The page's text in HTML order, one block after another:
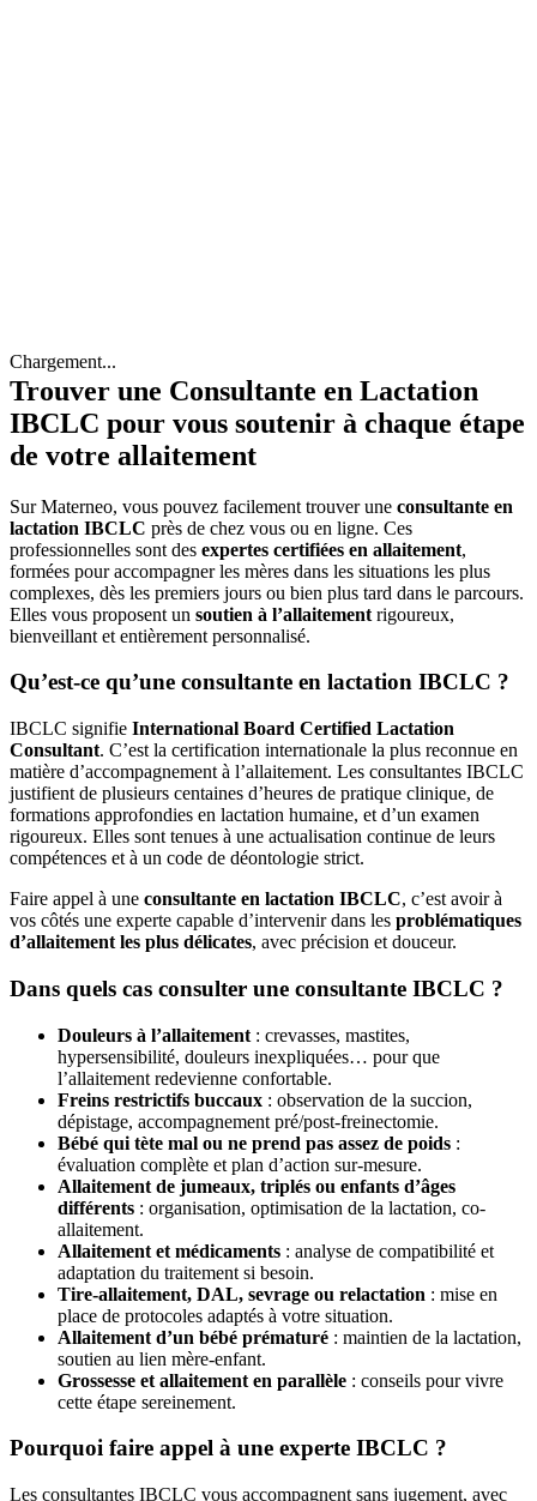
Chargement...
Trouver une Consultante en Lactation
IBCLC pour vous soutenir à chaque étape
de votre allaitement
Sur Materneo, vous pouvez facilement trouver une consultante en
lactation IBCLC près de chez vous ou en ligne. Ces
professionnelles sont des expertes certifiées en allaitement,
formées pour accompagner les mères dans les situations les plus
complexes, dès les premiers jours ou bien plus tard dans le parcours.
Elles vous proposent un soutien à l’allaitement rigoureux,
bienveillant et entièrement personnalisé.
Qu’est-ce qu’une consultante en lactation IBCLC ?
IBCLC signifie International Board Certified Lactation
Consultant. C’est la certification internationale la plus reconnue en
matière d’accompagnement à l’allaitement. Les consultantes IBCLC
justifient de plusieurs centaines d’heures de pratique clinique, de
formations approfondies en lactation humaine, et d’un examen
rigoureux. Elles sont tenues à une actualisation continue de leurs
compétences et à un code de déontologie strict.
Faire appel à une consultante en lactation IBCLC, c’est avoir à
vos côtés une experte capable d’intervenir dans les problématiques
d’allaitement les plus délicates, avec précision et douceur.
Dans quels cas consulter une consultante IBCLC ?
Douleurs à l’allaitement : crevasses, mastites,
hypersensibilité, douleurs inexpliquées… pour que
l’allaitement redevienne confortable.
Freins restrictifs buccaux : observation de la succion,
dépistage, accompagnement pré/post-freinectomie.
Bébé qui tète mal ou ne prend pas assez de poids :
évaluation complète et plan d’action sur-mesure.
Allaitement de jumeaux, triplés ou enfants d’âges
différents : organisation, optimisation de la lactation, co-
allaitement.
Allaitement et médicaments : analyse de compatibilité et
adaptation du traitement si besoin.
Tire-allaitement, DAL, sevrage ou relactation : mise en
place de protocoles adaptés à votre situation.
Allaitement d’un bébé prématuré : maintien de la lactation,
soutien au lien mère-enfant.
Grossesse et allaitement en parallèle : conseils pour vivre
cette étape sereinement.
Pourquoi faire appel à une experte IBCLC ?
Les consultantes IBCLC vous accompagnent sans jugement, avec